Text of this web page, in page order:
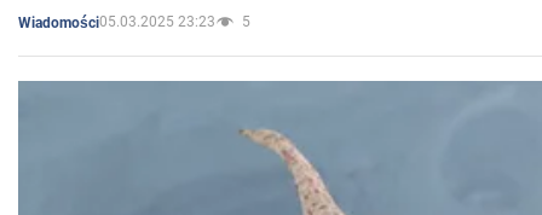
Wiadomości05.03.2025 23:23 5